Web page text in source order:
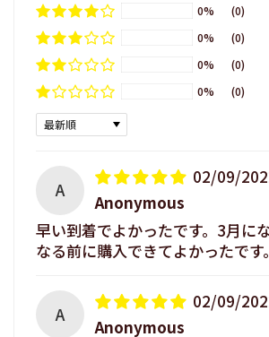
0%
(0)
0%
(0)
0%
(0)
0%
(0)
Sort by
A
02/09/
Anonymous
早い到着でよかったです。3月に
なる前に購入できてよかったです。
A
02/09/
Anonymous